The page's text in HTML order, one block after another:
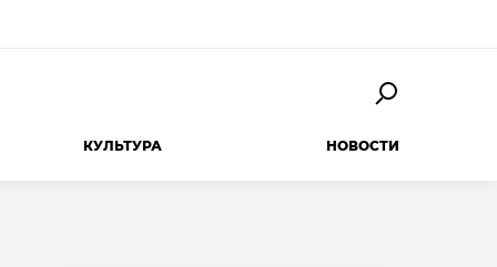
КУЛЬТУРА НОВОСТИ